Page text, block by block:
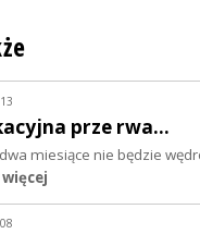
prze rwa...
miesiące nie będzie
więcej